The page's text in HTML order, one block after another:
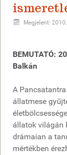
Megjelent:
BEMUTATÓ:
Balkán
A
állatmese
állatok világán
drámaian a
mértékben